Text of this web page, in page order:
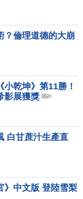
？倫理道德的大崩
乾坤》第11勝！
影展獲獎
白甘蔗汁生產直
》中文版 登陸雪梨